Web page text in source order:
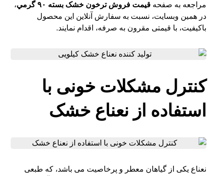
مراجعه به صفحه قيمت فروش ترخون خشک بسته ۹۰ گرمي
،
در همین وبسایت، نسبت به سفارش آنلاین این محصول
باکیفیت، با قیمتی مقرون به صرفه، اقدام نمایند.
کنترل مشکلات خونی با
استفاده از نعناع خشک
نعناع یکی از گیاهان معطر و پرخاصیت می باشد، که طبعی